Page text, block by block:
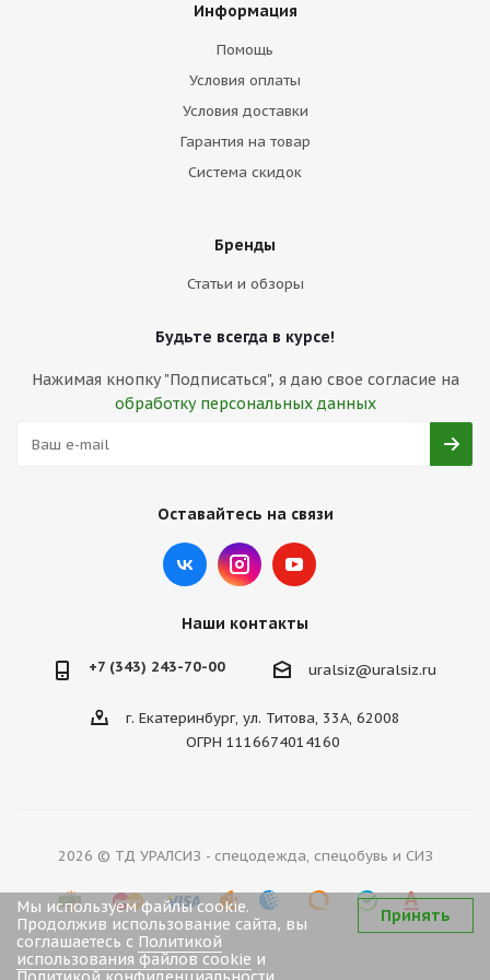
Информация
Помощь
Условия оплаты
Условия доставки
Гарантия на товар
Система скидок
Бренды
Статьи и обзоры
Будьте всегда в курсе!
Нажимая кнопку "Подписаться", я даю свое согласие на
обработку персональных данных
Оставайтесь на связи
Наши контакты
+7 (343) 243-70-00 uralsiz@uralsiz.ru
г. Екатеринбург, ул. Титова, 33А, 62008
ОГРН 1116674014160
2026 © ТД УРАЛСИЗ - спецодежда, спецобувь и СИЗ
Мы используем файлы cookie.
Продолжив использование сайта, вы
соглашаетесь с Политикой
использования файлов cookie и
Принять